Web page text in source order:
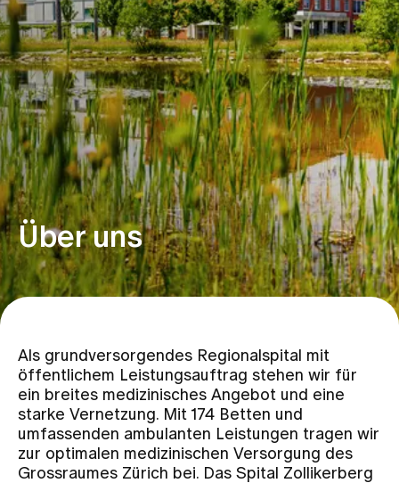
Fachbereiche
Aufenthalt
Team
Zuweisende
Events
Aktuelles
Jobs & Karriere
Über uns
Als grundversorgendes Regionalspital mit
öffentlichem Leistungsauftrag stehen wir für
ein breites medizinisches Angebot und eine
starke Vernetzung. Mit 174 Betten und
umfassenden ambulanten Leistungen tragen wir
zur optimalen medizinischen Versorgung des
Grossraumes Zürich bei. Das Spital Zollikerberg